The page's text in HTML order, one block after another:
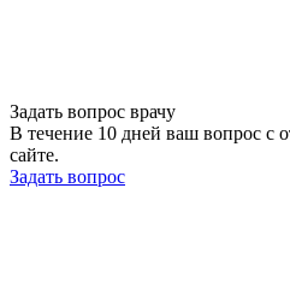
Задать вопрос врачу
В течение 10 дней ваш вопрос с
сайте.
Задать вопрос